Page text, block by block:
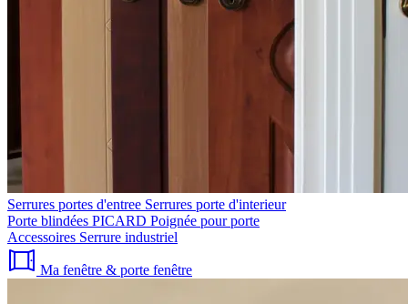
Serrures portes d'entree Serrures porte d'interieur
Porte blindées PICARD Poignée pour porte
Accessoires Serrure industriel
Ma fenêtre & porte fenêtre